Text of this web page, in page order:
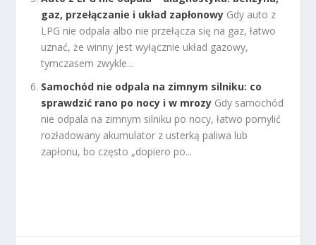
gaz, przełączanie i układ zapłonowy Gdy auto z
LPG nie odpala albo nie przełącza się na gaz, łatwo
uznać, że winny jest wyłącznie układ gazowy,
tymczasem zwykle...
Samochód nie odpala na zimnym silniku: co
sprawdzić rano po nocy i w mrozy Gdy samochód
nie odpala na zimnym silniku po nocy, łatwo pomylić
rozładowany akumulator z usterką paliwa lub
zapłonu, bo często „dopiero po...